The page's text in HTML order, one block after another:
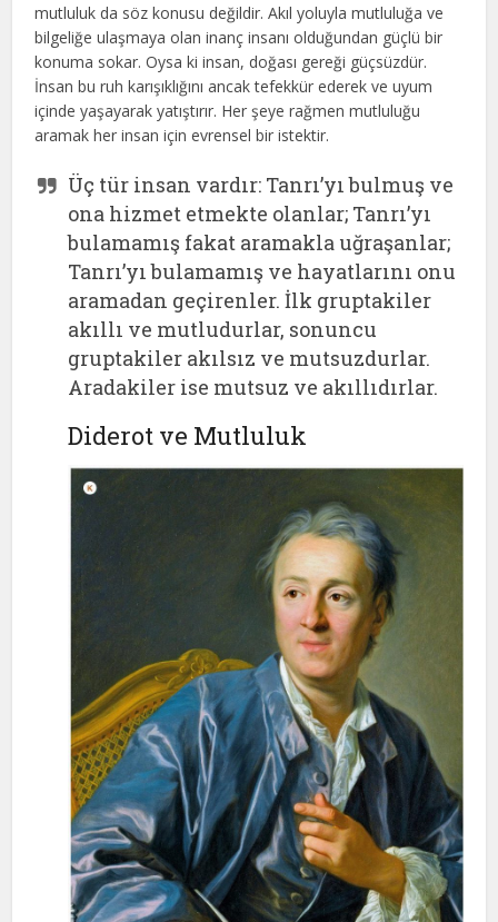
mutluluk da söz konusu değildir. Akıl yoluyla mutluluğa ve
bilgeliğe ulaşmaya olan inanç insanı olduğundan güçlü bir
konuma sokar. Oysa ki insan, doğası gereği güçsüzdür.
İnsan bu ruh karışıklığını ancak tefekkür ederek ve uyum
içinde yaşayarak yatıştırır. Her şeye rağmen mutluluğu
aramak her insan için evrensel bir istektir.
Üç tür insan vardır: Tanrı’yı bulmuş ve
ona hizmet etmekte olanlar; Tanrı’yı
bulamamış fakat aramakla uğraşanlar;
Tanrı’yı bulamamış ve hayatlarını onu
aramadan geçirenler. İlk gruptakiler
akıllı ve mutludurlar, sonuncu
gruptakiler akılsız ve mutsuzdurlar.
Aradakiler ise mutsuz ve akıllıdırlar.
Diderot ve Mutluluk